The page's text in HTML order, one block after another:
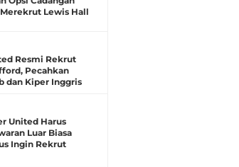
Lewis Hall
Resmi Rekrut
Pecahkan
dan Kiper Inggris
United Harus
Luar Biasa
Ingin Rekrut